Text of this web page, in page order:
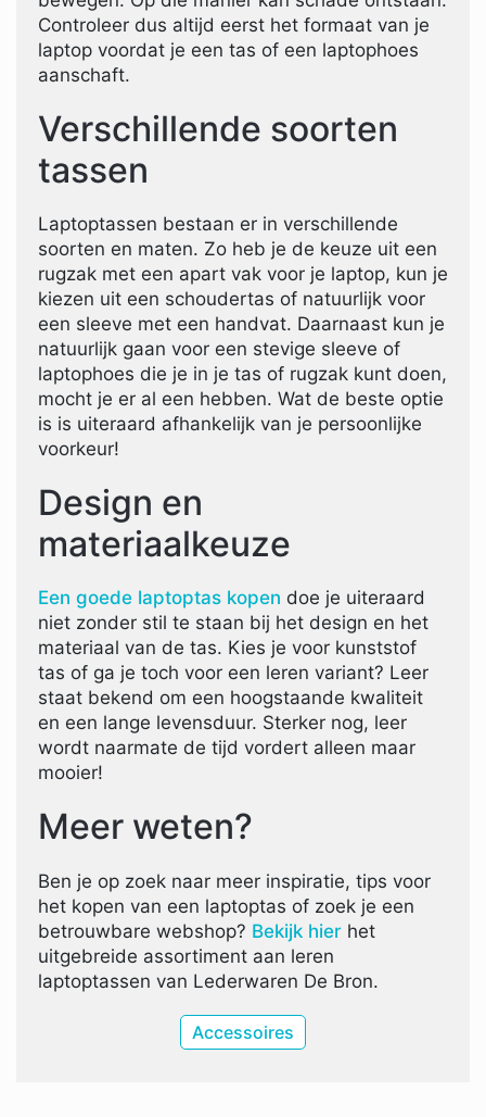
Controleer dus altijd eerst het formaat van je
laptop voordat je een tas of een laptophoes
aanschaft.
Verschillende soorten
tassen
Laptoptassen bestaan er in verschillende
soorten en maten. Zo heb je de keuze uit een
rugzak met een apart vak voor je laptop, kun je
kiezen uit een schoudertas of natuurlijk voor
een sleeve met een handvat. Daarnaast kun je
natuurlijk gaan voor een stevige sleeve of
laptophoes die je in je tas of rugzak kunt doen,
mocht je er al een hebben. Wat de beste optie
is is uiteraard afhankelijk van je persoonlijke
voorkeur!
Design en
materiaalkeuze
Een goede laptoptas kopen doe je uiteraard
niet zonder stil te staan bij het design en het
materiaal van de tas. Kies je voor kunststof
tas of ga je toch voor een leren variant? Leer
staat bekend om een hoogstaande kwaliteit
en een lange levensduur. Sterker nog, leer
wordt naarmate de tijd vordert alleen maar
mooier!
Meer weten?
Ben je op zoek naar meer inspiratie, tips voor
het kopen van een laptoptas of zoek je een
betrouwbare webshop? Bekijk hier het
uitgebreide assortiment aan leren
laptoptassen van Lederwaren De Bron.
Accessoires